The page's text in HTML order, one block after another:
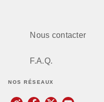
Nous contacter
F.A.Q.
NOS RÉSEAUX